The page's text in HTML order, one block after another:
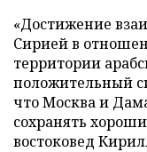
«Достижение
Сирией в
территории
положительный
что Москва и
сохранять
востоковед